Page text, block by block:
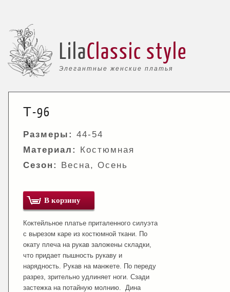
Элегантные женские платья
LilaClassic style
Т-96
Размеры: 44-54
Материал:
Костюмная
Сезон:
Весна, Осень
В корзину
Коктейльное платье приталенного силуэта
с вырезом каре из костюмной ткани. По
окату плеча на рукав заложены складки,
что придает пышность рукаву и
нарядность. Рукав на манжете. По переду
разрез, зрительно удлиняет ноги. Сзади
застежка на потайную молнию. Дина